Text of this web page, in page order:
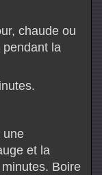
chaude ou
la
et la
Boire